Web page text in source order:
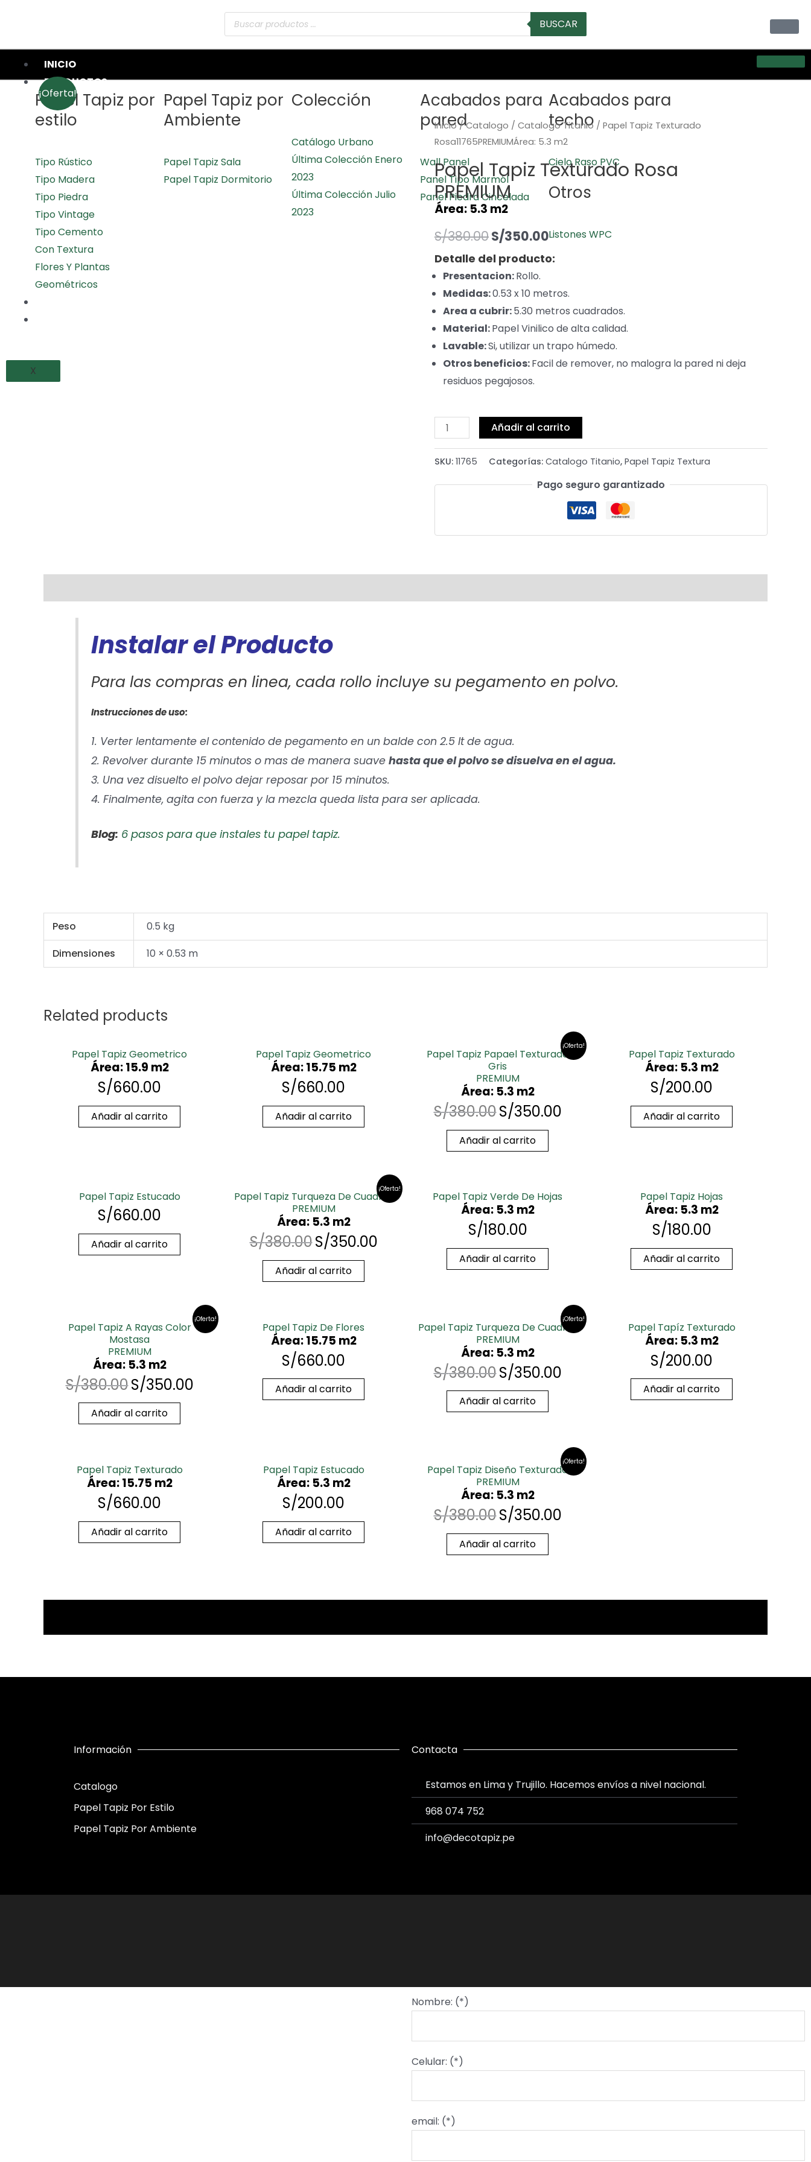
BUSCAR
INICIO
PRODUCTOS
Papel Tapiz por
estilo
Tipo Rústico
Tipo Madera
Tipo Piedra
Tipo Vintage
Tipo Cemento
Con Textura
Flores Y Plantas
Geométricos
Papel Tapiz por
Ambiente
Papel Tapiz Sala
Papel Tapiz Dormitorio
Colección
Catálogo Urbano
Última Colección Enero
2023
Última Colección Julio
2023
Acabados para
pared
Wall Panel
Panel Tipo Marmól
Panel Piedra Cincelada
Acabados para
techo
Cielo Raso PVC
Otros
Listones WPC
X
¡Oferta!
Inicio/Catalogo / Catalogo Titanio / Papel Tapiz Texturado
Rosa11765PREMIUMÁrea: 5.3 m2
Papel Tapiz Texturado Rosa
PREMIUM
Área: 5.3 m2
S/380.00S/350.00
Detalle del producto:
Presentacion:Rollo.
Medidas:0.53 x 10 metros.
Area a cubrir:5.30 metros cuadrados.
Material:Papel Vinilico de alta calidad.
Lavable:Si, utilizar un trapo húmedo.
Otros beneficios:Facil de remover, no malogra la pared ni deja
residuos pegajosos.
Añadir al carrito
SKU: 11765 Categorías: Catalogo Titanio, Papel Tapiz Textura
Pago seguro garantizado
Instalar el Producto
Para las compras en linea, cada rollo incluye su pegamento en polvo.
Instrucciones de uso:
1. Verter lentamente el contenido de pegamento en un balde con 2.5 lt de agua.
2. Revolver durante 15 minutos o mas de manera suave hasta que el polvo se disuelva en el agua.
3. Una vez disuelto el polvo dejar reposar por 15 minutos.
4. Finalmente, agita con fuerza y la mezcla queda lista para ser aplicada.
Blog: 6 pasos para que instales tu papel tapiz.
Peso
0.5 kg
Dimensiones
10 × 0.53 m
Related products
Papel Tapiz Geometrico
Área: 15.9 m2
S/660.00
Añadir al carrito
Papel Tapiz Geometrico
Área: 15.75 m2
S/660.00
Añadir al carrito
¡Oferta!
Papel Tapiz Papael Texturado
Gris
PREMIUM
Área: 5.3 m2
S/380.00S/350.00
Añadir al carrito
Papel Tapiz Texturado
Área: 5.3 m2
S/200.00
Añadir al carrito
Papel Tapiz Estucado
S/660.00
Añadir al carrito
¡Oferta!
Papel Tapiz Turqueza De Cuadros
PREMIUM
Área: 5.3 m2
S/380.00S/350.00
Añadir al carrito
Papel Tapiz Verde De Hojas
Área: 5.3 m2
S/180.00
Añadir al carrito
Papel Tapiz Hojas
Área: 5.3 m2
S/180.00
Añadir al carrito
¡Oferta!
Papel Tapiz A Rayas Color
Mostasa
PREMIUM
Área: 5.3 m2
S/380.00S/350.00
Añadir al carrito
Papel Tapiz De Flores
Área: 15.75 m2
S/660.00
Añadir al carrito
¡Oferta!
Papel Tapiz Turqueza De Cuadros
PREMIUM
Área: 5.3 m2
S/380.00S/350.00
Añadir al carrito
Papel Tapíz Texturado
Área: 5.3 m2
S/200.00
Añadir al carrito
Papel Tapiz Texturado
Área: 15.75 m2
S/660.00
Añadir al carrito
Papel Tapiz Estucado
Área: 5.3 m2
S/200.00
Añadir al carrito
¡Oferta!
Papel Tapiz Diseño Texturado
PREMIUM
Área: 5.3 m2
S/380.00S/350.00
Añadir al carrito
Información
Catalogo
Papel Tapiz Por Estilo
Papel Tapiz Por Ambiente
Contacta
Estamos en Lima y Trujillo. Hacemos envíos a nivel nacional.
968 074 752
info@decotapiz.pe
Nombre: (*)
Celular: (*)
email: (*)